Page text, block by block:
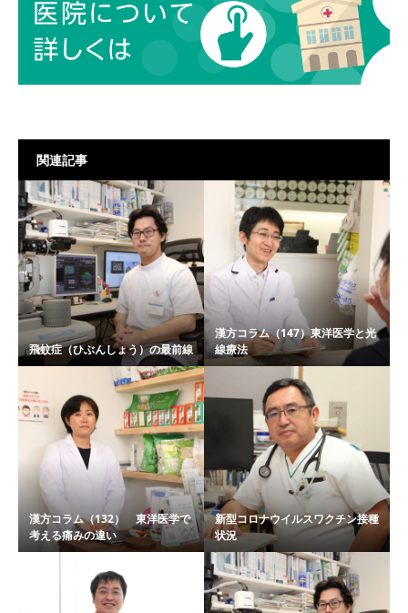
関連記事
飛蚊症（ひぶんしょう）の最前線
漢方コラム（147）東洋医学と光
線療法
漢方コラム（132） 東洋医学で
考える痛みの違い
新型コロナウイルスワクチン接種
状況